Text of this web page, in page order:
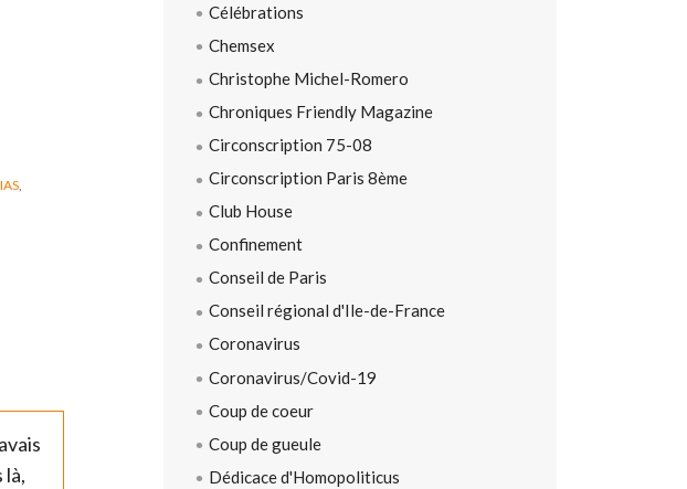
là,
Célébrations
Chemsex
Christophe Michel-Romero
Chroniques Friendly Magazine
Circonscription 75-08
Circonscription Paris 8ème
Club House
Confinement
Conseil de Paris
Conseil régional d'Ile-de-France
Coronavirus
Coronavirus/Covid-19
Coup de coeur
Coup de gueule
Dédicace d'Homopoliticus